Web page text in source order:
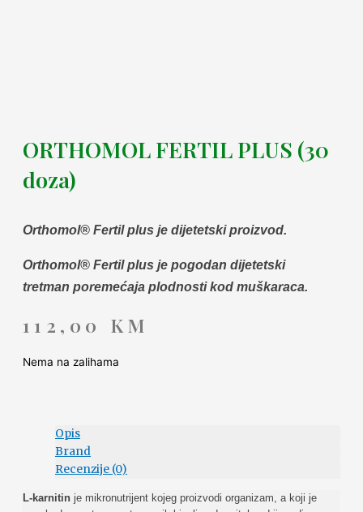
ORTHOMOL FERTIL PLUS (30
doza)
Orthomol® Fertil plus je dijetetski proizvod.
Orthomol® Fertil plus je pogodan dijetetski
tretman poremećaja plodnosti kod muškaraca.
112,00 KM
Nema na zalihama
Opis
Brand
Recenzije (0)
L-karnitin je mikronutrijent kojeg proizvodi organizam, a koji je